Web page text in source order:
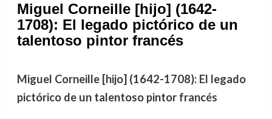
Miguel Corneille [hijo] (1642-
1708): El legado pictórico de un
talentoso pintor francés
Miguel Corneille [hijo] (1642-1708): El legado
pictórico de un talentoso pintor francés